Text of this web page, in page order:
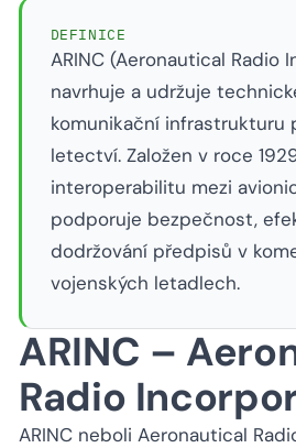
DEFINICE
ARINC (Aeronautical Radio
navrhuje a udržuje
komunikační infrastrukturu
letectví. Založen v roce
interoperabilitu mezi
podporuje bezpečnost,
dodržování předpisů v
vojenských letadlech.
ARINC –
Radio
ARINC neboli Aeronautical